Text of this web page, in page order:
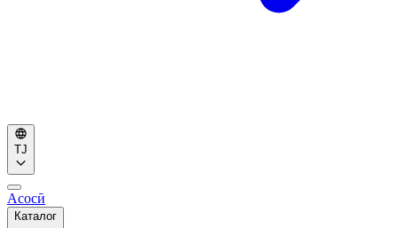
TJ
Асосӣ
Каталог